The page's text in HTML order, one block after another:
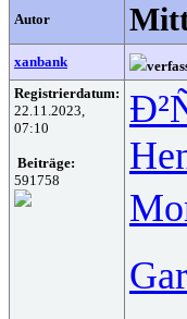
Autor
xanbank
Registrierdatum:
22.11.2023,
07:10
Beiträge:
591758